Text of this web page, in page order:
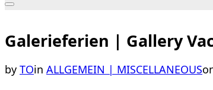
sidebar
navigation
Galerieferien | Gallery
by TOin ALLGEMEIN | MISCELLANEOUS